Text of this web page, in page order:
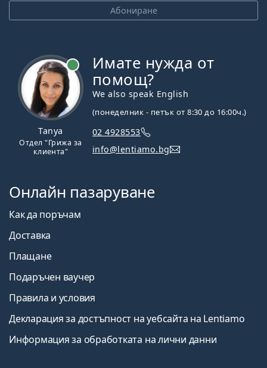
Всички марки
Абониране
Tanya
Отдел "Грижа за
клиента"
Имате нужда от
помощ?
We also speak English
(понеделник - петък от 8:30 до 16:00ч.)
02 4928553
info@lentiamo.bg
Онлайн пазаруване
Как да поръчам
Доставка
Плащане
Подаръчен ваучер
Правила и условия
Декларация за достъпност на уебсайта на Lentiamo
Информация за обработката на лични данни